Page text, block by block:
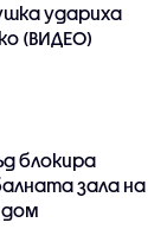
удариха
(ВИДЕО)
блокира
зала на
дом